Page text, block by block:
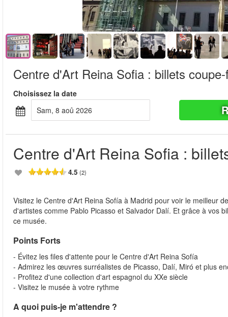
Centre d'Art Reina Sofia : billets
Choisissez la date
sam, 8 aoû 2026
Centre d'Art Reina Sofia :
4.5 (2)
Visitez le Centre d'Art Reina Sofía à Madrid pour voir le meilleur
d'artistes comme Pablo Picasso et Salvador Dalí. Et grâce à vos
ce musée.
Points Forts
- Évitez les files d'attente pour le Centre d'Art Reina Sofía
- Admirez les œuvres surréalistes de Picasso, Dalí, Miró et plus
- Profitez d'une collection d'art espagnol du XXe siècle
- Visitez le musée à votre rythme
A quoi puis-je m'attendre ?